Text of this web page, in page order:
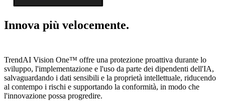
Innova più velocemente.
TrendAI Vision One™ offre una protezione proattiva durante lo
sviluppo, l'implementazione e l'uso da parte dei dipendenti dell'IA,
salvaguardando i dati sensibili e la proprietà intellettuale, riducendo
al contempo i rischi e supportando la conformità, in modo che
l'innovazione possa progredire.